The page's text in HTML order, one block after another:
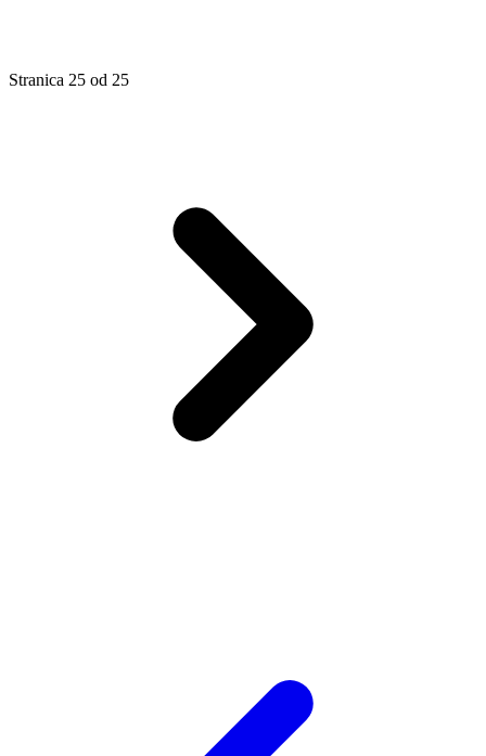
Stranica 25 od 25